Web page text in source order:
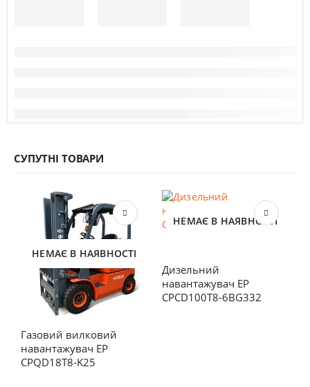
СУПУТНІ ТОВАРИ
НЕМАЄ В НАЯВНОСТІ
Газовий вилковий
навантажувач EP
CPQD18T8-K25
НЕМАЄ В НАЯВНОСТІ
Дизельний
навантажувач EP
CPCD100T8-6BG332